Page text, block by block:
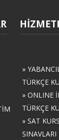
»
TÜRKÇE
» ONLINE
TÜRKÇE
» SAT
SINAVLARI